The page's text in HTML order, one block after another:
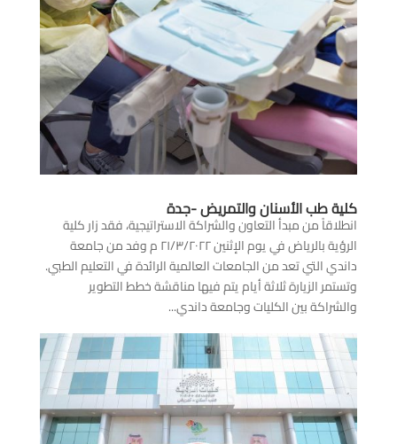
كلية طب الأسنان والتمريض -جدة
انطلاقاً من مبدأ التعاون والشراكة الاستراتيجية، فقد زار كلية
الرؤية بالرياض في يوم الإثنين ٢١/٣/٢٠٢٢ م وفد من جامعة
داندي التي تعد من الجامعات العالمية الرائدة في التعليم الطبي.
وتستمر الزيارة ثلاثة أيام يتم فيها مناقشة خطط التطوير
والشراكة بين الكليات وجامعة داندي...